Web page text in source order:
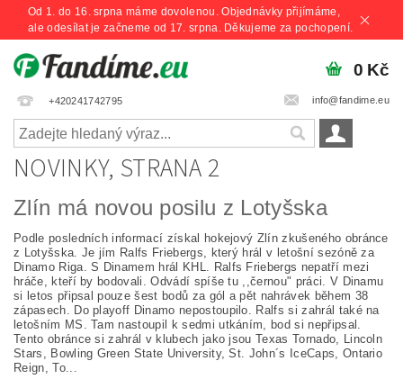
Od 1. do 16. srpna máme dovolenou. Objednávky přijímáme,
ale odesílat je začneme od 17. srpna. Děkujeme za pochopení.
+420241742795 info@fandime.eu
0 Kč
NOVINKY, STRANA 2
Zlín má novou posilu z Lotyšska
Podle posledních informací získal hokejový Zlín zkušeného obránce
z Lotyšska. Je jím Ralfs Friebergs, který hrál v letošní sezóně za
Dinamo Riga. S Dinamem hrál KHL. Ralfs Friebergs nepatří mezi
hráče, kteří by bodovali. Odvádí spíše tu ,,černou" práci. V Dinamu
si letos připsal pouze šest bodů za gól a pět nahrávek během 38
zápasech. Do playoff Dinamo nepostoupilo. Ralfs si zahrál také na
letošním MS. Tam nastoupil k sedmi utkáním, bod si nepřipsal.
Tento obránce si zahrál v klubech jako jsou Texas Tornado, Lincoln
Stars, Bowling Green State University, St. John´s IceCaps, Ontario
Reign, To...